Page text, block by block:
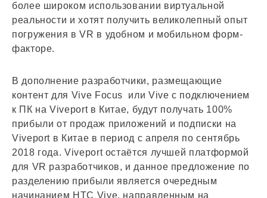
более широком использовании виртуальной
реальности и хотят получить великолепный опыт
погружения в VR в удобном и мобильном форм-
факторе.
В дополнение разработчики, размещающие
контент для Vive Focus или Vive с подключением
к ПК на Viveport в Китае, будут получать 100%
прибыли от продаж приложений и подписки на
Viveport в Китае в период с апреля по сентябрь
2018 года. Viveport остаётся лучшей платформой
для VR разработчиков, и данное предложение по
разделению прибыли является очередным
начинанием HTC Vive, направленным на